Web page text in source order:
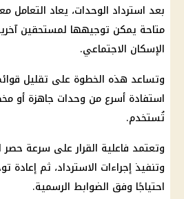
بعد استرداد الوحدات، يعاد التعامل
متاحة يمكن توجيهها لمستحقين
الإسكان الاجتماعي.
وتساعد هذه الخطوة على تقليل
استفادة أسرع من وحدات جاهزة أو
تُستخدم.
وتعتمد فاعلية القرار على سرعة حصر
وتنفيذ إجراءات الاسترداد، ثم إعادة
احتياجًا وفق الضوابط الرسمية.